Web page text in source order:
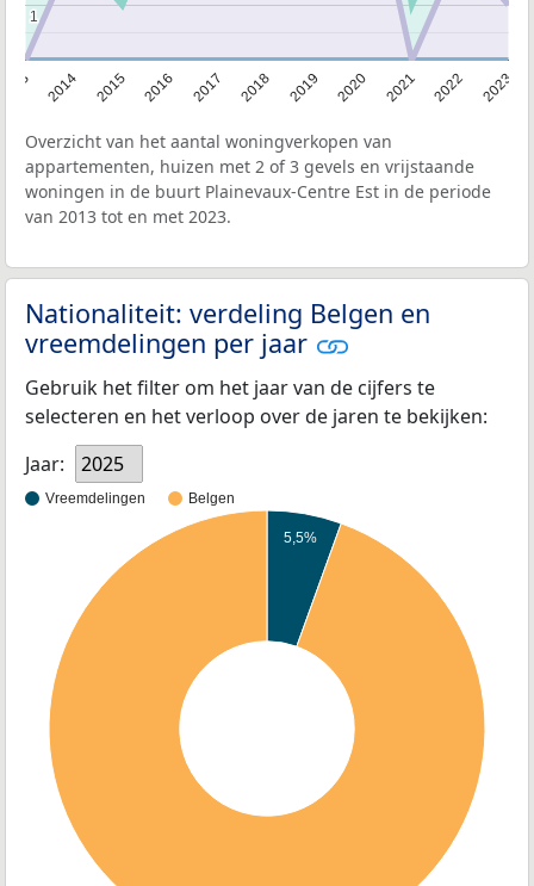
2014 2015 2016 2017 2018 2019 2020 2021 2022 2023
1
1
Overzicht van het aantal woningverkopen van
appartementen, huizen met 2 of 3 gevels en vrijstaande
woningen in de buurt Plainevaux-Centre Est in de periode
van 2013 tot en met 2023.
Nationaliteit: verdeling Belgen en
vreemdelingen per jaar
Gebruik het filter om het jaar van de cijfers te
selecteren en het verloop over de jaren te bekijken:
Jaar:
2025
Vreemdelingen Belgen
5,5%